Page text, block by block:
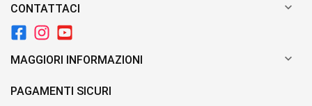
CONTATTACI 
MAGGIORI INFORMAZIONI 
PAGAMENTI SICURI